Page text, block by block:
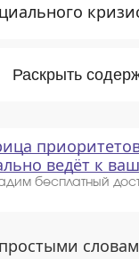
Раскрыть
ведёт к
бесплатный